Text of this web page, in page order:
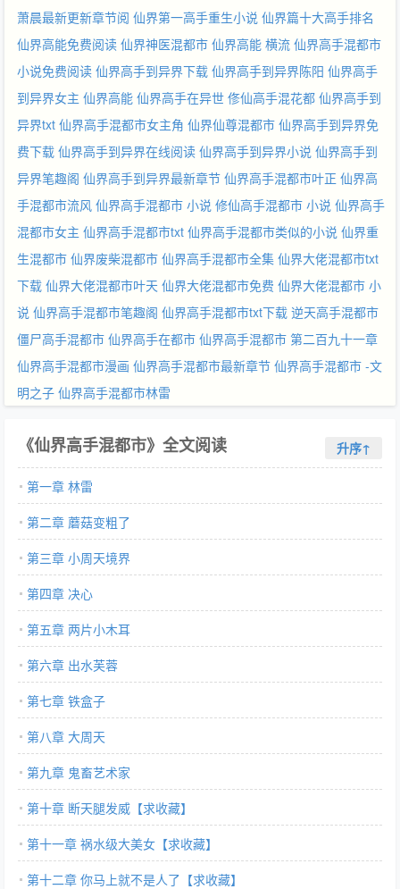
萧晨最新更新章节阅 仙界第一高手重生小说 仙界篇十大高手排名
仙界高能免费阅读 仙界神医混都市 仙界高能 横流 仙界高手混都市
小说免费阅读 仙界高手到异界下载 仙界高手到异界陈阳 仙界高手
到异界女主 仙界高能 仙界高手在异世 俢仙高手混花都 仙界高手到
异界txt 仙界高手混都市女主角 仙界仙尊混都市 仙界高手到异界免
费下载 仙界高手到异界在线阅读 仙界高手到异界小说 仙界高手到
异界笔趣阁 仙界高手到异界最新章节 仙界高手混都市叶正 仙界高
手混都市流风 仙界高手混都市 小说 修仙高手混都市 小说 仙界高手
混都市女主 仙界高手混都市txt 仙界高手混都市类似的小说 仙界重
生混都市 仙界废柴混都市 仙界高手混都市全集 仙界大佬混都市txt
下载 仙界大佬混都市叶天 仙界大佬混都市免费 仙界大佬混都市 小
说 仙界高手混都市笔趣阁 仙界高手混都市txt下载 逆天高手混都市
僵尸高手混都市 仙界高手在都市 仙界高手混都市 第二百九十一章
仙界高手混都市漫画 仙界高手混都市最新章节 仙界高手混都市 -文
明之子 仙界高手混都市林雷
《仙界高手混都市》全文阅读 升序↑
第一章 林雷
第二章 蘑菇变粗了
第三章 小周天境界
第四章 决心
第五章 两片小木耳
第六章 出水芙蓉
第七章 铁盒子
第八章 大周天
第九章 鬼畜艺术家
第十章 断天腿发威【求收藏】
第十一章 祸水级大美女【求收藏】
第十二章 你马上就不是人了【求收藏】